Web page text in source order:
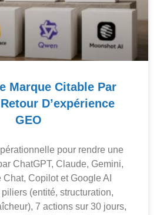
Marque Citable Par
D’expérience
GEO
pour rendre une
ChatGPT, Claude, Gemini,
Chat, Copilot et Google AI
(entité, structuration,
7 actions sur 30 jours,